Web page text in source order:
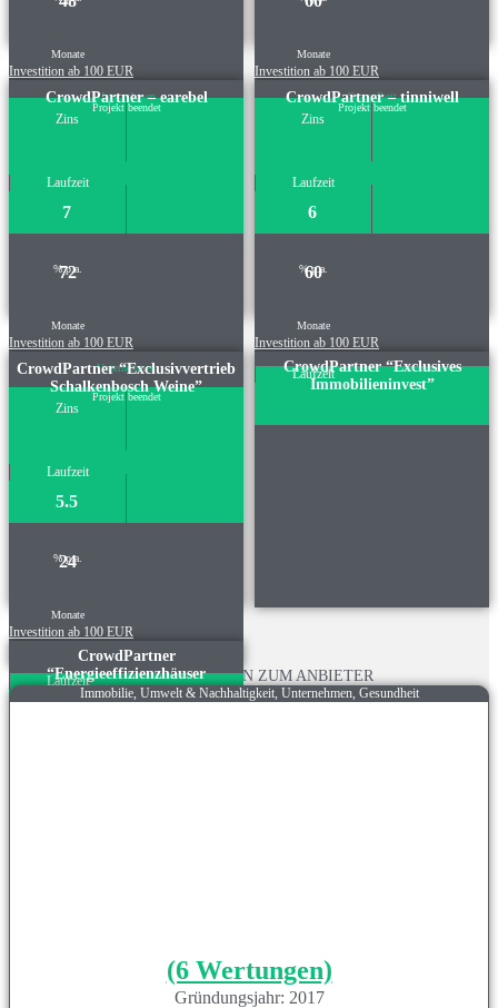
Monate
Investition ab 100 EUR
Monate
Investition ab 100 EUR
Unternehmen
CrowdPartner – earebel
Projekt beendet
Zins
Laufzeit
7
72
% p.a.
Monate
Investition ab 100 EUR
Gesundheit
CrowdPartner – tinniwell
Projekt beendet
Zins
Laufzeit
6
60
% p.a.
Monate
Investition ab 100 EUR
Unternehmen
CrowdPartner “Exclusivvertrieb
Schalkenbosch Weine”
Projekt beendet
Zins
Laufzeit
5.5
24
% p.a.
Monate
Investition ab 100 EUR
CrowdPartner “Exclusives
Immobilieninvest”
Laufzeit
CrowdPartner
“Energieeffizienzhäuser
Herrenberg”
Laufzeit INFORMATIONEN ZUM ANBIETER
Immobilie, Umwelt & Nachhaltigkeit, Unternehmen, Gesundheit
(6 Wertungen)
Gründungsjahr: 2017